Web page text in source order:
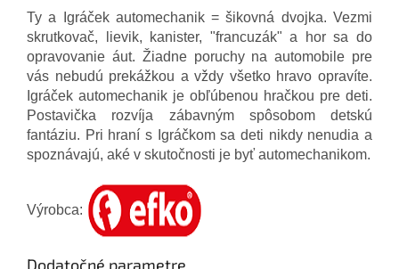
Ty a Igráček automechanik = šikovná dvojka. Vezmi
skrutkovač, lievik, kanister, "francuzák" a hor sa do
opravovanie áut. Žiadne poruchy na automobile pre
vás nebudú prekážkou a vždy všetko hravo opravíte.
Igráček automechanik je obľúbenou hračkou pre deti.
Postavička rozvíja zábavným spôsobom detskú
fantáziu. Pri hraní s Igráčkom sa deti nikdy nenudia a
spoznávajú, aké v skutočnosti je byť automechanikom.
Výrobca:
Dodatočné parametre